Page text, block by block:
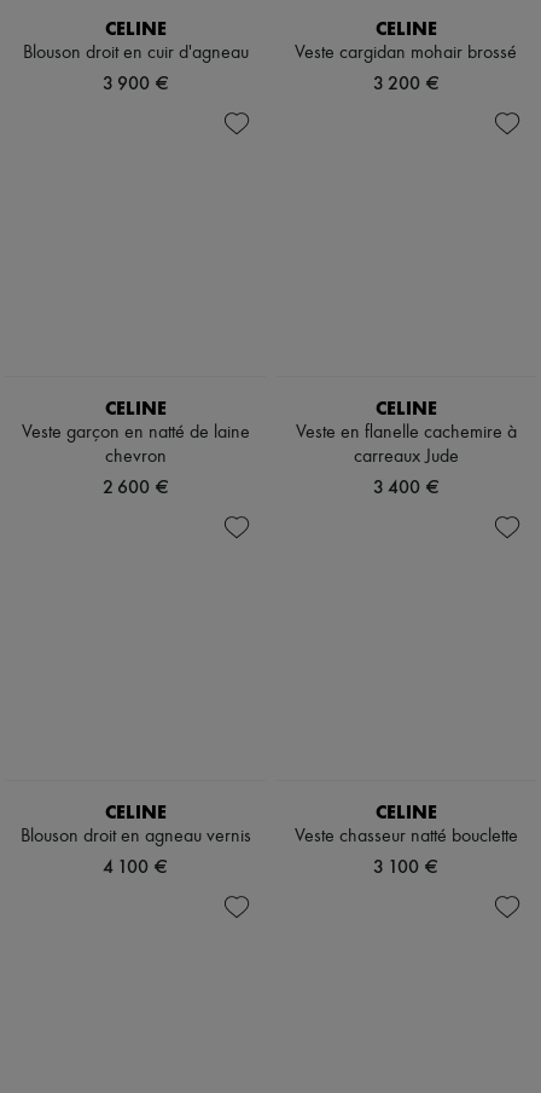
CELINE
Blouson droit en cuir d'agneau
3 900 €
CELINE
Veste cargidan mohair brossé
3 200 €
CELINE
Veste garçon en natté de laine
chevron
2 600 €
CELINE
Veste en flanelle cachemire à
carreaux Jude
3 400 €
CELINE
Blouson droit en agneau vernis
4 100 €
CELINE
Veste chasseur natté bouclette
3 100 €